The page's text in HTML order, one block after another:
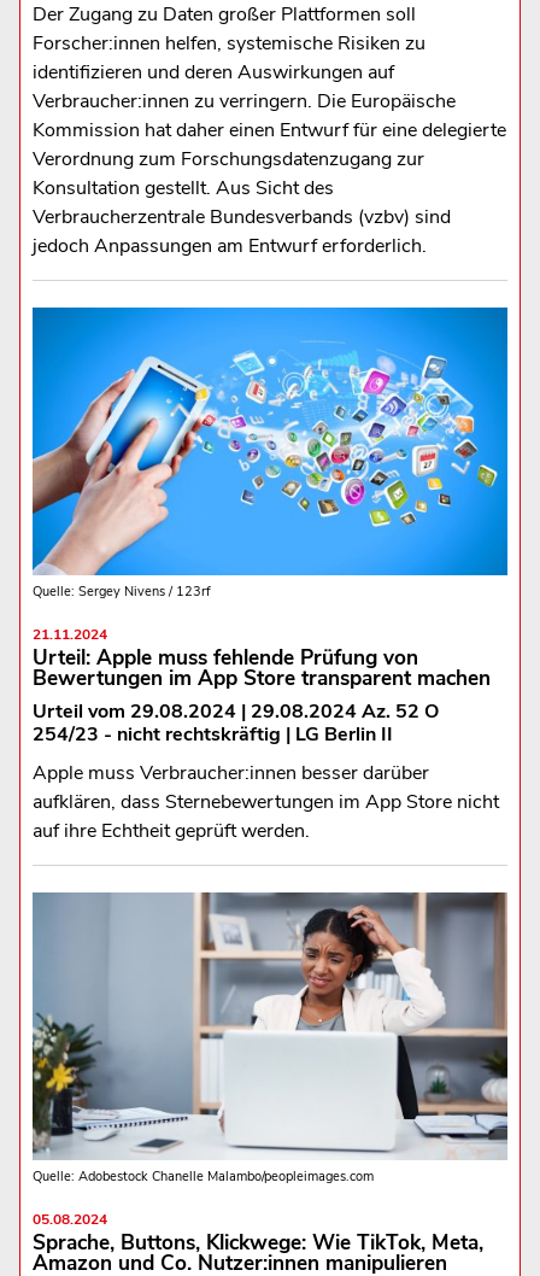
Der Zugang zu Daten großer Plattformen soll
Forscher:innen helfen, systemische Risiken zu
identifizieren und deren Auswirkungen auf
Verbraucher:innen zu verringern. Die Europäische
Kommission hat daher einen Entwurf für eine delegierte
Verordnung zum Forschungsdatenzugang zur
Konsultation gestellt. Aus Sicht des
Verbraucherzentrale Bundesverbands (vzbv) sind
jedoch Anpassungen am Entwurf erforderlich.
Quelle: Sergey Nivens / 123rf
21.11.2024
Urteil: Apple muss fehlende Prüfung von
Bewertungen im App Store transparent machen
Urteil vom 29.08.2024 | 29.08.2024 Az. 52 O
254/23 - nicht rechtskräftig | LG Berlin II
Apple muss Verbraucher:innen besser darüber
aufklären, dass Sternebewertungen im App Store nicht
auf ihre Echtheit geprüft werden.
Quelle: Adobestock Chanelle Malambo/peopleimages.com
05.08.2024
Sprache, Buttons, Klickwege: Wie TikTok, Meta,
Amazon und Co. Nutzer:innen manipulieren